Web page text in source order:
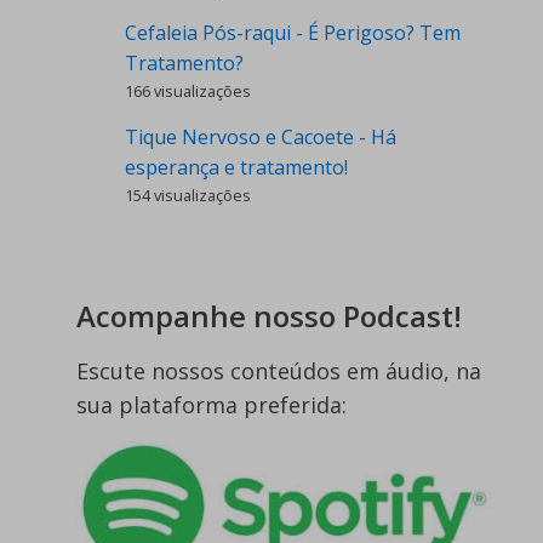
Cefaleia Pós-raqui - É Perigoso? Tem
Tratamento?
166 visualizações
Tique Nervoso e Cacoete - Há
esperança e tratamento!
154 visualizações
Acompanhe nosso Podcast!
Escute nossos conteúdos em áudio, na
sua plataforma preferida: